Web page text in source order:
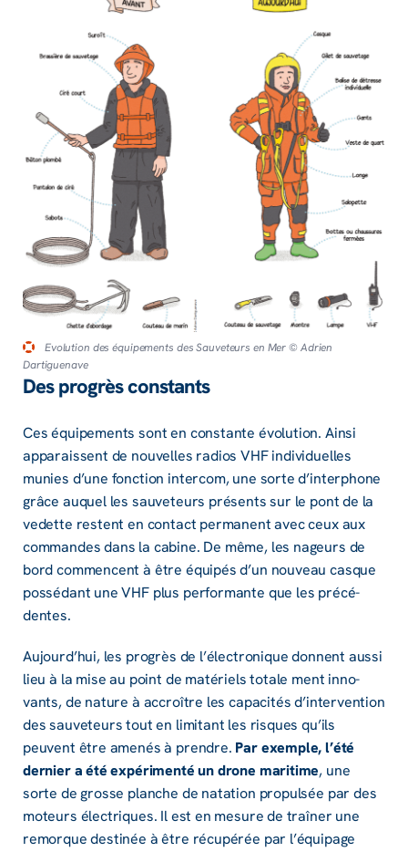
Evolution des équipements des Sauveteurs en Mer© Adrien
Dartiguenave
Des progrès constants
Ces équi­pe­ments sont en constante évolu­tion. Ainsi
appa­raissent de nouvelles radios VHF indi­vi­duelles
munies d’une fonc­tion inter­com, une sorte d’in­ter­phone
grâce auquel les sauve­teurs présents sur le pont de la
vedette restent en contact perma­nent avec ceux aux
commandes dans la cabine. De même, les nageurs de
bord commencent à être équi­pés d’un nouveau casque
possé­dant une VHF plus perfor­mante que les précé­
dentes.
Aujour­d’hui, les progrès de l’élec­tro­nique donnent aussi
lieu à la mise au point de maté­riels totale ment inno­
vants, de nature à accroître les capa­ci­tés d’in­ter­ven­tion
des sauve­teurs tout en limi­tant les risques qu’ils
peuvent être amenés à prendre. Par exemple, l’été
dernier a été expé­ri­menté un drone mari­time, une
sorte de grosse planche de nata­tion propul­sée par des
moteurs élec­triques. Il est en mesure de traî­ner une
remorque desti­née à être récu­pé­rée par l’équi­page